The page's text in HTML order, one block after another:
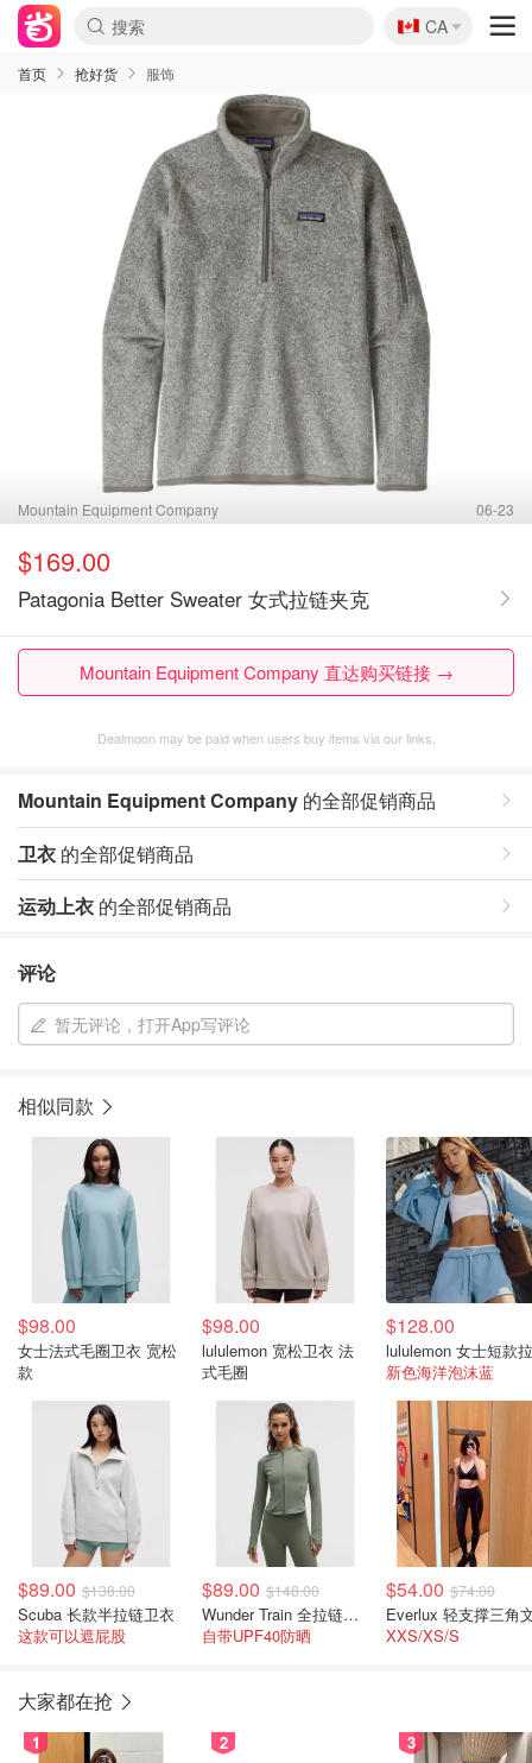
🇨🇦
CA
首页 抢好货 服饰
Mountain Equipment Company 06-23
$169.00
Patagonia Better Sweater 女式拉链夹克
Mountain Equipment Company 直达购买链接 →
Dealmoon may be paid when users buy items via our links.
Mountain Equipment Company 的全部促销商品
卫衣 的全部促销商品
运动上衣 的全部促销商品
评论
暂无评论，打开App写评论
相似同款
$98.00
女士法式毛圈卫衣 宽松
款
$98.00
lululemon 宽松卫衣 法
式毛圈
$128.00
新色海洋泡沫蓝
$89.00 $138.00
Scuba 长款半拉链卫衣
这款可以遮屁股
$89.00 $148.00
Wunder Train 全拉链卫衣
自带UPF40防晒
$54.00 $74.00
XXS/XS/S
大家都在抢
1 2 3